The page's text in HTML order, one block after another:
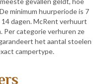
minimum huurperiode is 7
dagen. McRent verhuurt
Per categorie verhuren ze
het aantal stoelen
campertype.